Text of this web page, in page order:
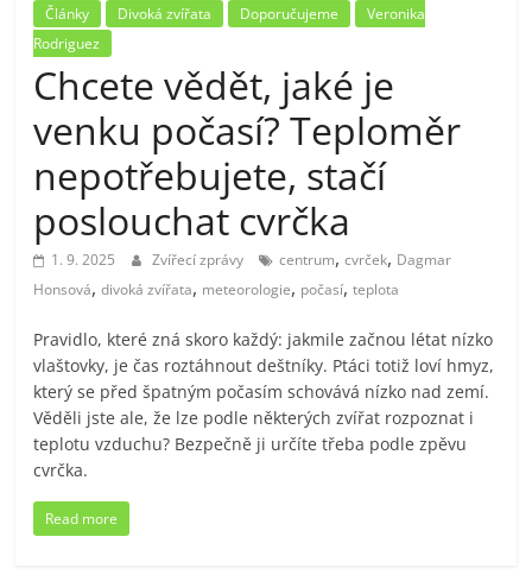
Články Divoká zvířata Doporučujeme
Veronika
Rodriguez
Chcete vědět, jaké je
venku počasí? Teploměr
nepotřebujete, stačí
poslouchat cvrčka
1. 9. 2025 Zvířecí zprávy centrum,cvrček, Dagmar
Honsová,divoká zvířata, meteorologie, počasí,teplota
Pravidlo, které zná skoro každý: jakmile začnou létat nízko
vlaštovky, je čas roztáhnout deštníky. Ptáci totiž loví hmyz,
který se před špatným počasím schovává nízko nad zemí.
Věděli jste ale, že lze podle některých zvířat rozpoznat i
teplotu vzduchu? Bezpečně ji určíte třeba podle zpěvu
cvrčka.
Read more